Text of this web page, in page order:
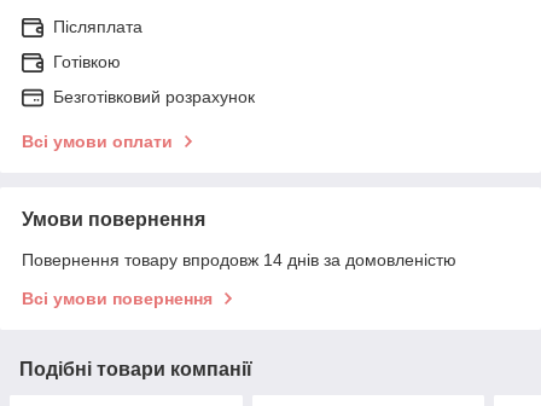
Післяплата
Готівкою
Безготівковий розрахунок
Всі умови оплати
Умови повернення
Повернення товару впродовж 14 днів за домовленістю
Всі умови повернення
Подібні товари компанії